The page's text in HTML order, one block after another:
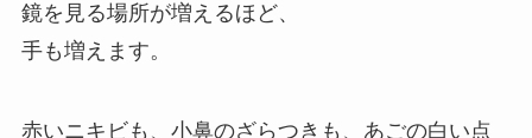
鏡を見る場所が増えるほど、
手も増えます。
赤いニキビも、小鼻のざらつきも、あごの白い点